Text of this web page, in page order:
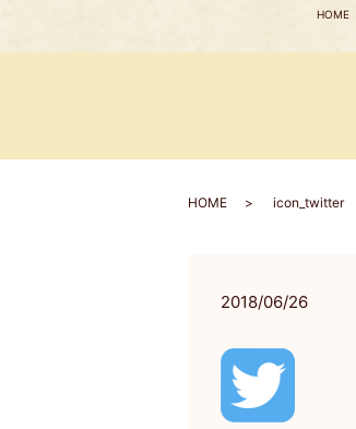
HOME
HOME icon_twitter
2018/06/26